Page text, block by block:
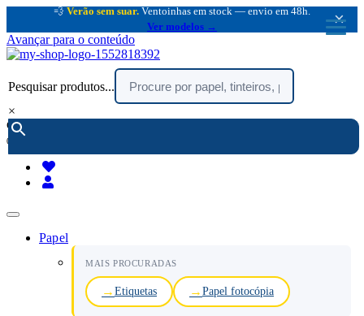
💨 Verão sem suar. Ventoinhas em stock — envio em 48h.
Ver modelos →
×
Avançar para o conteúdo
Pesquisar produtos...
×
encomendar por telefone :
(chamada rede fixa nacional)
Papel
MAIS PROCURADAS
Etiquetas Papel fotocópia